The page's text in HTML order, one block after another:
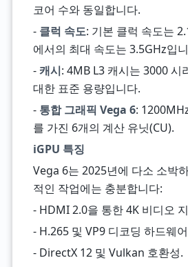
코어 수와 동일합니다.
- 클럭 속도: 기본 클럭 속도는
에서의 최대 속도는 3.5GHz입
-캐시: 4MB L3 캐시는 3000 시
대한 표준 용량입니다.
- 통합 그래픽 Vega 6:
를 가진 6개의 계산 유닛(CU).
iGPU 특징
Vega 6는 2025년에 다소 소박
적인 작업에는 충분합니다:
- HDMI 2.0을 통한 4K 비디오
- H.265 및 VP9 디코딩 하드웨
- DirectX 12 및 Vulkan 호환성.